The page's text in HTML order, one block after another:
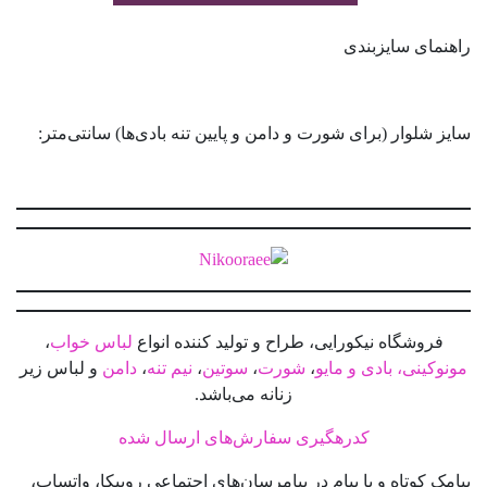
راهنمای سایزبندی
سایز شلوار (برای شورت و دامن و پایین تنه بادی‌ها) سانتی‌متر:
فروشگاه نیکورایی، طراح و تولید کننده انواع لباس خواب،
مونوکینی، بادی و مایو، شورت، سوتین، نیم تنه، دامن و لباس زیر
زنانه می‌باشد.
کدرهگیری سفارش‌های ارسال شده
پیامک کوتاه و یا پیام در پیامرسان‌های اجتماعی روبیکا، واتساپ،